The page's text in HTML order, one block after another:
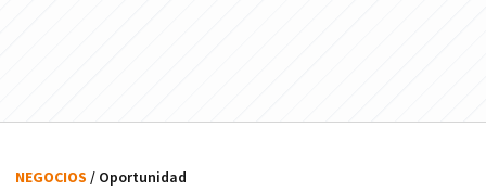
NEGOCIOS / Oportunidad